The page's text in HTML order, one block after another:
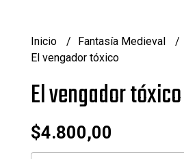
Inicio Fantasía Medieval
El vengador tóxico
El vengador tóxico
$4.800,00